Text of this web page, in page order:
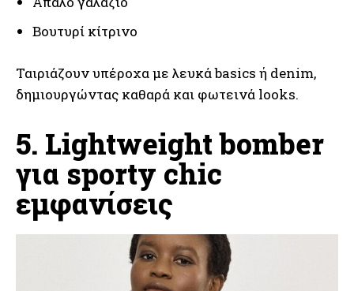
Βουτυρί κίτρινο
Ταιριάζουν υπέροχα με λευκά basics ή denim,
δημιουργώντας καθαρά και φωτεινά looks.
5. Lightweight bomber
για sporty chic
εμφανίσεις